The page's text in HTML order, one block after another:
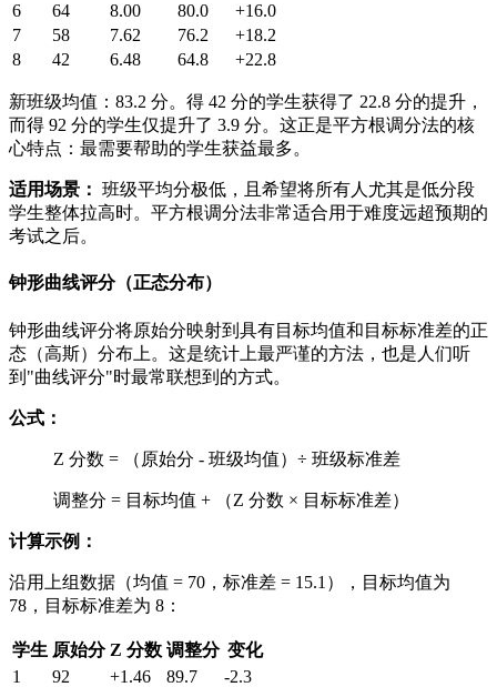
6
64 8.00 80.0
+16.0
7
58 7.62 76.2
+18.2
8
42 6.48 64.8 +22.8
新班级均值：83.2 分。得 42 分的学生获得了 22.8 分的提升，
而得 92 分的学生仅提升了 3.9 分。这正是平方根调分法的核
心特点：最需要帮助的学生获益最多。
适用场景： 班级平均分极低，且希望将所有人尤其是低分段
学生整体拉高时。平方根调分法非常适合用于难度远超预期的
考试之后。
钟形曲线评分（正态分布）
钟形曲线评分将原始分映射到具有目标均值和目标标准差的正
态（高斯）分布上。这是统计上最严谨的方法，也是人们听
到"曲线评分"时最常联想到的方式。
公式：
Z 分数 = （原始分 - 班级均值）÷ 班级标准差
调整分 = 目标均值 + （Z 分数 × 目标标准差）
计算示例：
沿用上组数据（均值 = 70，标准差 = 15.1），目标均值为
78，目标标准差为 8：
学生 原始分 Z 分数 调整分 变化
1
92 +1.46 89.7
-2.3